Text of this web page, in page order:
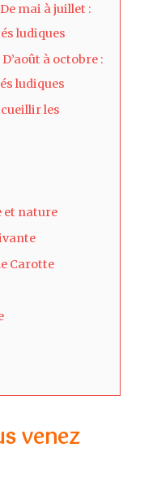
mai à juillet :
ludiques
à octobre :
ludiques
les
et nature
Carotte
venez